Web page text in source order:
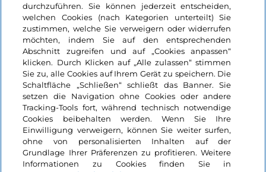
durchzuführen. Sie können jederzeit entscheiden,
welchen Cookies (nach Kategorien unterteilt) Sie
zustimmen, welche Sie verweigern oder widerrufen
möchten, indem Sie auf den entsprechenden
Abschnitt zugreifen und auf „Cookies anpassen“
klicken. Durch Klicken auf „Alle zulassen“ stimmen
Sie zu, alle Cookies auf Ihrem Gerät zu speichern. Die
Schaltfläche „Schließen“ schließt das Banner. Sie
setzen die Navigation ohne Cookies oder andere
Tracking-Tools fort, während technisch notwendige
Cookies beibehalten werden. Wenn Sie Ihre
Einwilligung verweigern, können Sie weiter surfen,
ohne von personalisierten Inhalten auf der
Grundlage Ihrer Präferenzen zu profitieren. Weitere
Informationen zu Cookies finden Sie in